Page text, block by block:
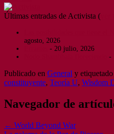
Últimas entradas de Activista (
agosto, 2026
- 20 julio, 2026
-
Publicado en General y etiquetado
constituyente, Teoría U, Wisdom
Navegador de
← World Beyond War